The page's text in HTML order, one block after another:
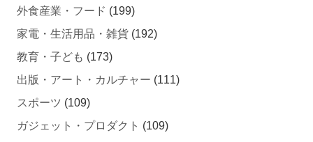
外食産業・フード (199)
家電・生活用品・雑貨 (192)
教育・子ども (173)
出版・アート・カルチャー (111)
スポーツ (109)
ガジェット・プロダクト (109)